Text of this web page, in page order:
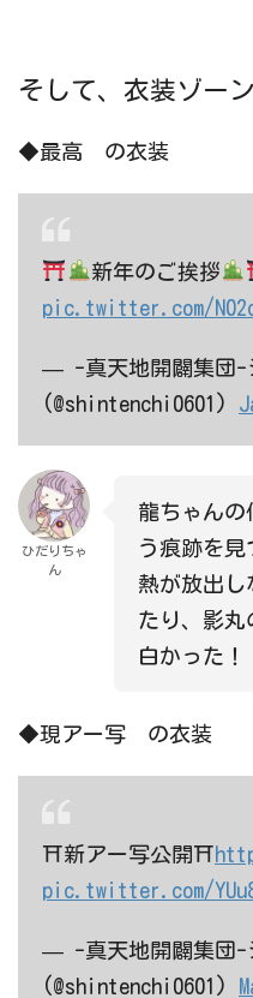
そして、衣装ゾーン
◆最高 の衣装
新年のご挨拶
pic.twitter.com/
— -真天地開闢集団-
(@shintenchi0601)
ひだりちゃ
ん
龍ちゃんの
う痕跡を見
熱が放出し
たり、影丸
白かった！
◆現アー写 の衣装
⛩新アー写公開⛩
pic.twitter.com/
— -真天地開闢集団-
(@shintenchi0601)